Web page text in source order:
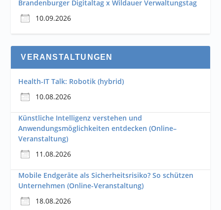
Brandenburger Digitaltag x Wildauer Verwaltungstag
10.09.2026
VERANSTALTUNGEN
Health-IT Talk: Robotik (hybrid)
10.08.2026
Künstliche Intelligenz verstehen und
Anwendungsmöglichkeiten entdecken (Online–
Veranstaltung)
11.08.2026
Mobile Endgeräte als Sicherheitsrisiko? So schützen
Unternehmen (Online-Veranstaltung)
18.08.2026